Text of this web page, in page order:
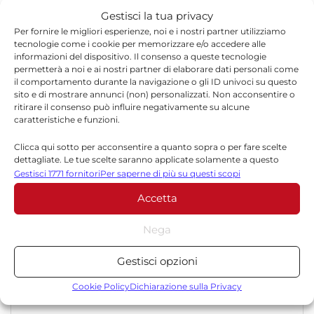
Gestisci la tua privacy
Per fornire le migliori esperienze, noi e i nostri partner utilizziamo
tecnologie come i cookie per memorizzare e/o accedere alle
informazioni del dispositivo. Il consenso a queste tecnologie
permetterà a noi e ai nostri partner di elaborare dati personali come
il comportamento durante la navigazione o gli ID univoci su questo
sito e di mostrare annunci (non) personalizzati. Non acconsentire o
ritirare il consenso può influire negativamente su alcune
caratteristiche e funzioni.
Clicca qui sotto per acconsentire a quanto sopra o per fare scelte
dettagliate. Le tue scelte saranno applicate solamente a questo
sito. È possibile modificare le impostazioni in qualsiasi momento,
compreso il ritiro del consenso, utilizzando i pulsanti della Cookie
Policy o cliccando sul pulsante di gestione del consenso nella parte
inferiore dello schermo.
Statistiche
Archiviare informazioni su dispositivo e/o accedervi, Misurare le
prestazioni degli annunci, Misurare le prestazioni dei contenuti,
Gestisci 1771 fornitoriPer saperne di più su questi scopi
Accetta
Nega
Gestisci opzioni
Cookie PolicyDichiarazione sulla Privacy
qualità, tempestività e affidabilità.
Lascia un commento
Il tuo indirizzo email non sarà pubblicato. I campi
obbligatori sono contrassegnati*
Commento